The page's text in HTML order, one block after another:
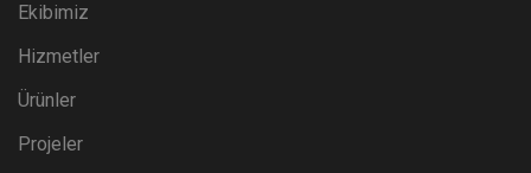
Ekibimiz
Hizmetler
Ürünler
Projeler